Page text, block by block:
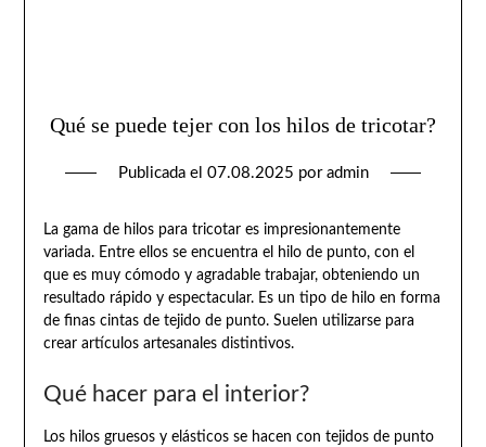
Qué se puede tejer con los hilos de tricotar?
Publicada el 07.08.2025 por admin
La gama de hilos para tricotar es impresionantemente
variada. Entre ellos se encuentra el hilo de punto, con el
que es muy cómodo y agradable trabajar, obteniendo un
resultado rápido y espectacular. Es un tipo de hilo en forma
de finas cintas de tejido de punto. Suelen utilizarse para
crear artículos artesanales distintivos.
Qué hacer para el interior?
Los hilos gruesos y elásticos se hacen con tejidos de punto